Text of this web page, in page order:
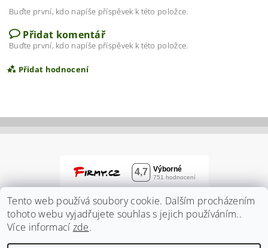
Buďte první, kdo napíše příspěvek k této položce.
Přidat komentář
Buďte první, kdo napíše příspěvek k této položce.
Přidat hodnocení
Tento web používá soubory cookie. Dalším procházením
tohoto webu vyjadřujete souhlas s jejich používáním..
Více informací zde.